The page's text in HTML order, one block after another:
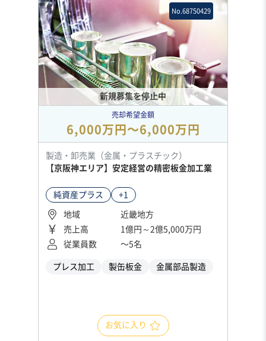
新規募集を停止中
No.68750429
売却希望金額
6,000万円〜6,000万円
製造・卸売業（金属・プラスチック）
【京阪神エリア】安定経営の精密板金加工業
純資産プラス +1
地域
近畿地方
売上高
1億円～2億5,000万円
従業員数
〜5名
プレス加工 製缶板金 金属部品製造
お気に入り